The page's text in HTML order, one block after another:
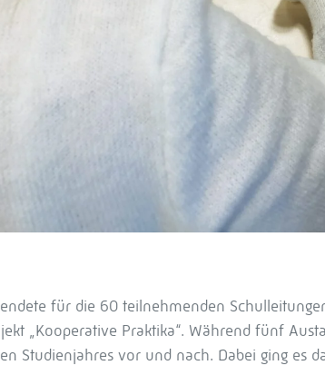
für die 60 teilnehmenden
„Kooperative Praktika“. Während fünf
Studienjahres vor und nach. Dabei ging es